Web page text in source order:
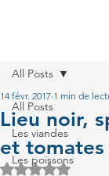
All Posts
Les viandes
Les poissons
All Posts
Lieu noir,
et tomates
14 févr. 2017 1 min de
Noté NaN